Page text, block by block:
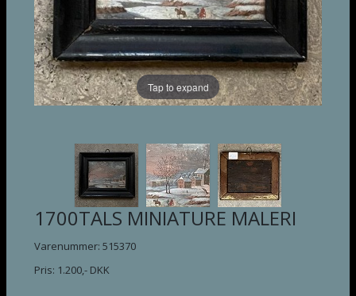
Tap to expand
1700TALS MINIATURE MALERI
Varenummer: 515370
Pris: 1.200,- DKK